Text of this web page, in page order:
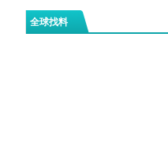
深圳市金欣电子科技有限公司
全球找料